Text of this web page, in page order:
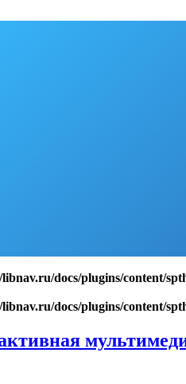
docs/plugins/content/
docs/plugins/content/